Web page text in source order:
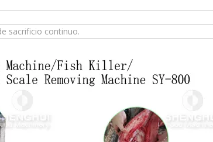
sacrificio continuo.